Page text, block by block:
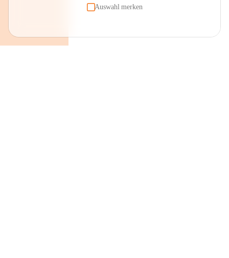
Auswahl merken